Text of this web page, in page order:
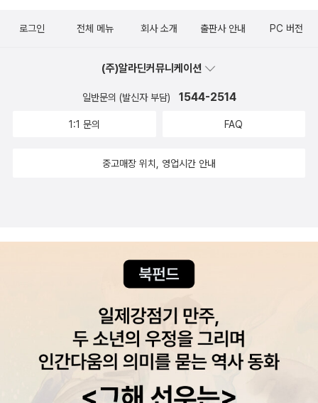
속이라도 정한 듯 말이에요.​그리고 둘은 각자의 컵을 하나 꺼내듭니
다.엄마는 커다란 유리컵으로, 나는 깨지지 않는 컵으로 물을 마십니
다.둘은 물을 마신 뒤 샤워를 합니다.나는 따뜻한 비(물)를 맞을 때마
마는 나의 기분을 알아채고 파란색 머리핀을 꽂아줍니다.나도 곧 엄
리가 나무를 쪼고 있고요.좁은 길 틈새마다 이끼와 벨벳이 자라나 있
어요.나무의 구멍은 나뭇가지가 났던 곳이고요.나무의 둥지는 겨울을
까요?상점은 사람들로 가득 찬 상자예요.​저는 이 장면이 참 좋았어
요. 내가 이렇게 말하는 것 같았거든요.​어떤 것들은 떠나고, 어떤 것들
은 그대로 남아 있어요.어떤 것들은 때가 되면 떠나기도 하지요.나는
때가 아니거든요.나는 엄마와 함께 있는 지금이 행복해요.그래서 마
로그인 전체 메뉴 회사 소개 출판사 안내 PC 버전
(주)알라딘커뮤니케이션
일반문의 (발신자 부담) 1544-2514
1:1 문의 FAQ
중고매장 위치, 영업시간 안내